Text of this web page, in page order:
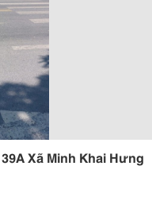
Xã Minh Khai Hưng